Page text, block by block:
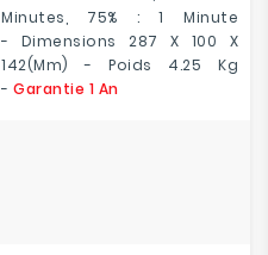
Minutes, 75% : 1 Minute
- Dimensions287 X 100 X
142(mm) -Poids 4.25 Kg
- Garantie 1 An